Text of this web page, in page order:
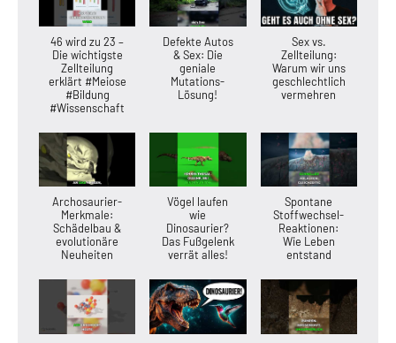
46 wird zu 23 –
Die wichtigste
Zellteilung
erklärt #Meiose
#Bildung
#Wissenschaft
Defekte Autos
& Sex: Die
geniale
Mutations-
Lösung!
Sex vs.
Zellteilung:
Warum wir uns
geschlechtlich
vermehren
Archosaurier-
Merkmale:
Schädelbau &
evolutionäre
Neuheiten
Vögel laufen
wie
Dinosaurier?
Das Fußgelenk
verrät alles!
Spontane
Stoffwechsel-
Reaktionen:
Wie Leben
entstand